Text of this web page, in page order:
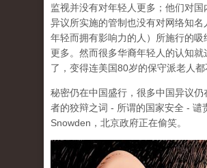
监视并没有对年轻人更多；他们对国
异议所实施的管制也没有对网络知名
年轻而拥有影响力的人）所施行的吸
更多。然而很多华裔年轻人的认知就
了，变得连美国80岁的保守派老人都
秘密仍在中国盛行，很多中国异议仍
者的狡辩之词 - 所谓的国家安全 - 谴
Snowden，北京政府正在偷笑。